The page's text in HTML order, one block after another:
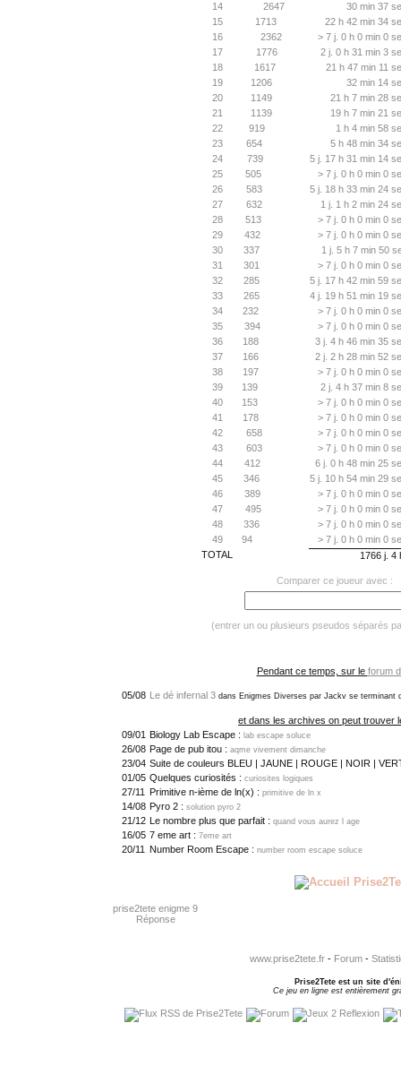
14
2647
30 min 37
15
1713
22 h 42 min 34
16
2362
> 7 j. 0 h 0 min 0
17
1776
2 j. 0 h 31 min 3
18
1617
21 h 47 min 11
19
1206
32 min 14
20
1149
21 h 7 min 28
21
1139
19 h 7 min 21
22
919
1 h 4 min 58
23
654
5 h 48 min 34
24
739
5 j. 17 h 31 min 14
25
505
> 7 j. 0 h 0 min 0
26
583
5 j. 18 h 33 min 24
27
632
1 j. 1 h 2 min 24
28
513
> 7 j. 0 h 0 min 0
29
432
> 7 j. 0 h 0 min 0
30
337
1 j. 5 h 7 min 50
31
301
> 7 j. 0 h 0 min 0
32
285
5 j. 17 h 42 min 59
33
265
4 j. 19 h 51 min 19
34
232
> 7 j. 0 h 0 min 0
35
394
> 7 j. 0 h 0 min 0
36
188
3 j. 4 h 46 min 35
37
166
2 j. 2 h 28 min 52
38
197
> 7 j. 0 h 0 min 0
39
139
2 j. 4 h 37 min 8
40
153
> 7 j. 0 h 0 min 0
41
178
> 7 j. 0 h 0 min 0
42
658
> 7 j. 0 h 0 min 0
43
603
> 7 j. 0 h 0 min 0
44
412
6 j. 0 h 48 min 25
45
346
5 j. 10 h 54 min 29
46
389
> 7 j. 0 h 0 min 0
47
495
> 7 j. 0 h 0 min 0
48
336
> 7 j. 0 h 0 min 0
49
94
> 7 j. 0 h 0 min 0
TOTAL
1766 j. 4
Comparer ce joueur avec :
(entrer un ou plusieurs pseudos séparés
Pendant ce temps, sur le forum
05/08 Le dé infernal 3 dans Enigmes Diverses par Jackv se terminant
et dans les archives on peut trouver
09/01 Biology Lab Escape : lab escape soluce
26/08 Page de pub itou : aqme vivement dimanche
23/04 Suite de couleurs BLEU | JAUNE | ROUGE | NOIR |
01/05 Quelques curiosités : curiosites logiques
27/11 Primitive n-ième de ln(x) : primitive de ln x
14/08 Pyro 2 : solution pyro 2
21/12 Le nombre plus que parfait : quand vous aurez l age
16/05 7 eme art : 7eme art
20/11 Number Room Escape : number room escape soluce
prise2tete enigme 9
Réponse
www.prise2tete.fr- Forum-
Prise2Tete est un site
Ce jeu en ligne est entièrement